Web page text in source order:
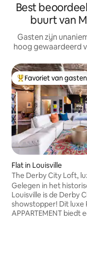
Best
buurt van
Gasten zijn
hoog gewaardeerd
Topfavoriet van
Favoriet van gasten
Flat in Louisville
The Derby City Loft,
museumrij
Gelegen in het
Louisville is de Derby
showstopper! Dit luxe
APPARTEMENT biedt